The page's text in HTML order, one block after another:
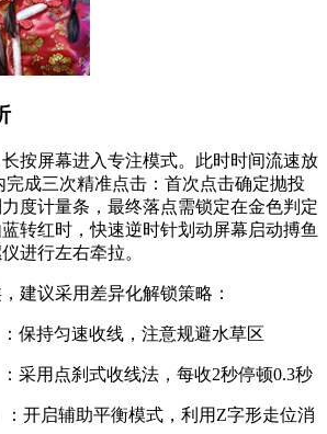
按屏幕进入专注模式。此时时间流速放
完成三次精准点击：首次点击确定抛投
度计量条，最终落点需锁定在金色判定
转红时，快速逆时针划动屏幕启动搏鱼
进行左右牵拉。
建议采用差异化解锁策略：
保持匀速收线，注意规避水草区
采用点刹式收线法，每收2秒停顿0.3秒
：开启辅助平衡模式，利用Z字形走位消